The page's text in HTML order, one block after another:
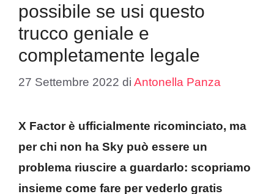
possibile se usi questo
trucco geniale e
completamente legale
27 Settembre 2022 di Antonella Panza
X Factor è ufficialmente ricominciato, ma
per chi non ha Sky può essere un
problema riuscire a guardarlo: scopriamo
insieme come fare per vederlo gratis